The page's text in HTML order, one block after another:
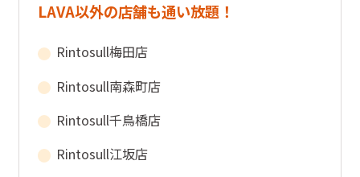
LAVA以外の店舗も通い放題！
Rintosull梅田店
Rintosull南森町店
Rintosull千鳥橋店
Rintosull江坂店